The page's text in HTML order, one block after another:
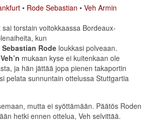
• Rode Sebastian • Veh Armin
torstain voitokkaassa Bordeaux-
kun
Sebastian Rode loukkasi polveaan.
mukaan kyse ei kuitenkaan ole
ja hän jättää jopa pienen takaportin
pelata sunnuntain ottelussa Stuttgartia
mutta ei syöttämään. Päätös Roden
hetki ennen ottelua, Veh selvittää.